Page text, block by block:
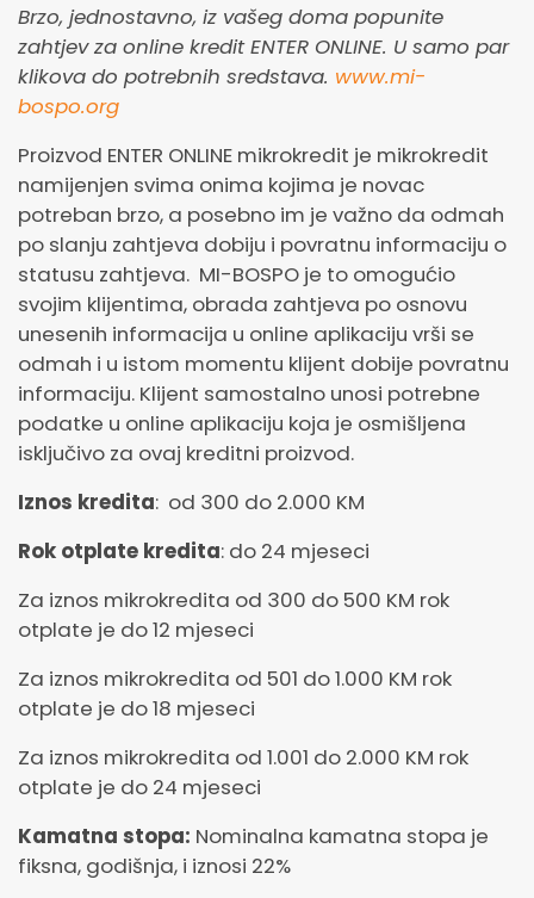
Brzo, jednostavno, iz vašeg doma popunite
zahtjev za online kredit ENTER ONLINE. U samo par
klikova do potrebnih sredstava. www.mi-
bospo.org
Proizvod ENTER ONLINE mikrokredit je mikrokredit
namijenjen svima onima kojima je novac
potreban brzo, a posebno im je važno da odmah
po slanju zahtjeva dobiju i povratnu informaciju o
statusu zahtjeva. MI-BOSPO je to omogućio
svojim klijentima, obrada zahtjeva po osnovu
unesenih informacija u online aplikaciju vrši se
odmah i u istom momentu klijent dobije povratnu
informaciju. Klijent samostalno unosi potrebne
podatke u online aplikaciju koja je osmišljena
isključivo za ovaj kreditni proizvod.
Iznos kredita: od 300 do 2.000 KM
Rok otplate kredita: do 24 mjeseci
Za iznos mikrokredita od 300 do 500 KM rok
otplate je do 12 mjeseci
Za iznos mikrokredita od 501 do 1.000 KM rok
otplate je do 18 mjeseci
Za iznos mikrokredita od 1.001 do 2.000 KM rok
otplate je do 24 mjeseci
Kamatna stopa: Nominalna kamatna stopa je
fiksna, godišnja, i iznosi 22%